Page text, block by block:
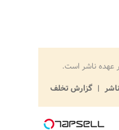
عهده ناشر است.
گزارش تخلف